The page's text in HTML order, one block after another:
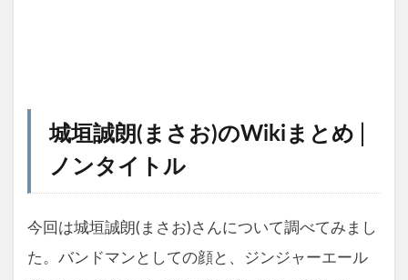
城垣誠朗(まさお)のWikiまとめ│
ノンタイトル
今回は城垣誠朗(まさお)さんについて調べてみまし
た。バンドマンとしての顔と、ジンジャーエール